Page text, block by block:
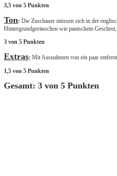
3,5 von 5 Punkten
Ton: Die Zuschauer müssen sich in der
Hintergrundgeräuschen wie panischem
3 von 5 Punkten
Extras: Mit Ausnahmen von ein paar
1,5 von 5 Punkten
Gesamt: 3 von 5 Punkten